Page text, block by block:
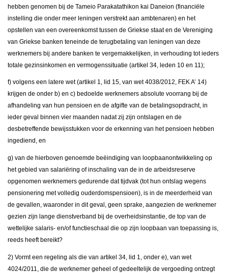
hebben genomen bij de Tameio Parakatathikon kai Daneion (financiële
instelling die onder meer leningen verstrekt aan ambtenaren) en het
opstellen van een overeenkomst tussen de Griekse staat en de Vereniging
van Griekse banken teneinde de terugbetaling van leningen van deze
werknemers bij andere banken te vergemakkelijken, in verhouding tot ieders
totale gezinsinkomen en vermogenssituatie (artikel 34, leden 10 en 11);
f) volgens een latere wet (artikel 1, lid 15, van wet 4038/2012, FEK A’ 14)
krijgen de onder b) en c) bedoelde werknemers absolute voorrang bij de
afhandeling van hun pensioen en de afgifte van de betalingsopdracht, in
ieder geval binnen vier maanden nadat zij zijn ontslagen en de
desbetreffende bewijsstukken voor de erkenning van het pensioen hebben
ingediend, en
g) van de hierboven genoemde beëindiging van loopbaanontwikkeling op
het gebied van salariëring of inschaling van de in de arbeidsreserve
opgenomen werknemers gedurende dat tijdvak (tot hun ontslag wegens
pensionering met volledig ouderdomspensioen), is in de meerderheid van
de gevallen, waaronder in dit geval, geen sprake, aangezien de werknemer
gezien zijn lange dienstverband bij de overheidsinstantie, de top van de
wettelijke salaris- en/of functieschaal die op zijn loopbaan van toepassing is,
reeds heeft bereikt?
2) Vormt een regeling als die van artikel 34, lid 1, onder e), van wet
4024/2011, die de werknemer geheel of gedeeltelijk de vergoeding ontzegt